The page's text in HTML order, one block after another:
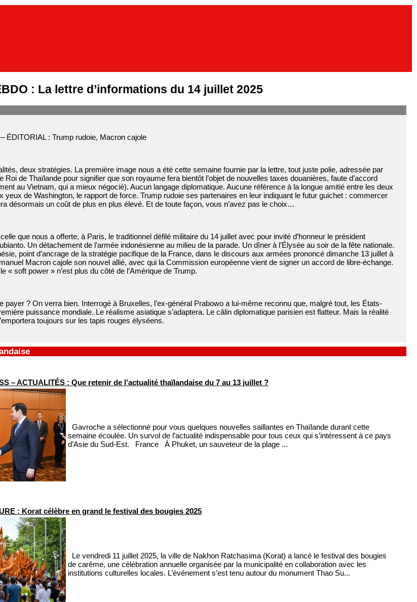
: La lettre d’informations du 14 juillet 2025
ÉDITORIAL : Trump rudoie, Macron cajole
deux stratégies. La première image nous a été cette semaine fournie par la lettre, tout juste polie, adressée par
Roi de Thaïlande pour signifier que son royaume fera bientôt l’objet de nouvelles taxes douanières, faute d’accord
au Vietnam, qui a mieux négocié). Aucun langage diplomatique. Aucune référence à la longue amitié entre les deux
yeux de Washington, le rapport de force. Trump rudoie ses partenaires en leur indiquant le futur guichet : commercer
désormais un coût de plus en plus élevé. Et de toute façon, vous n’avez pas le choix…
que nous a offerte, à Paris, le traditionnel défilé militaire du 14 juillet avec pour invité d’honneur le président
Un détachement de l’armée indonésienne au milieu de la parade. Un dîner à l’Élysée au soir de la fête nationale.
point d’ancrage de la stratégie pacifique de la France, dans le discours aux armées prononcé dimanche 13 juillet à
Macron cajole son nouvel allié, avec qui la Commission européenne vient de signer un accord de libre-échange.
« soft power » n’est plus du côté de l’Amérique de Trump.
payer ? On verra bien. Interrogé à Bruxelles, l’ex-général Prabowo a lui-même reconnu que, malgré tout, les États-
puissance mondiale. Le réalisme asiatique s’adaptera. Le câlin diplomatique parisien est flatteur. Mais la réalité
toujours sur les tapis rouges élyséens.
– ACTUALITÉS : Que retenir de l’actualité thaïlandaise du 7 au 13 juillet ?
Gavroche a sélectionné pour vous quelques nouvelles saillantes en Thaïlande durant cette
semaine écoulée. Un survol de l’actualité indispensable pour tous ceux qui s’intéressent à ce pays
d’Asie du Sud-Est. France À Phuket, un sauveteur de la plage ...
: Korat célèbre en grand le festival des bougies 2025
Le vendredi 11 juillet 2025, la ville de Nakhon Ratchasima (Korat) a lancé le festival des bougies
de carême, une célébration annuelle organisée par la municipalité en collaboration avec les
institutions culturelles locales. L’événement s’est tenu autour du monument Thao Su...